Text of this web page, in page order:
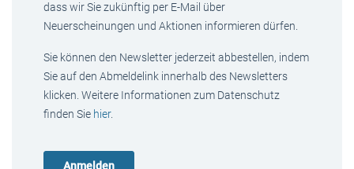
dass wir Sie zukünftig per E-Mail über
Neuerscheinungen und Aktionen informieren dürfen.
Sie können den Newsletter jederzeit abbestellen, indem
Sie auf den Abmeldelink innerhalb des Newsletters
klicken. Weitere Informationen zum Datenschutz
finden Sie hier.